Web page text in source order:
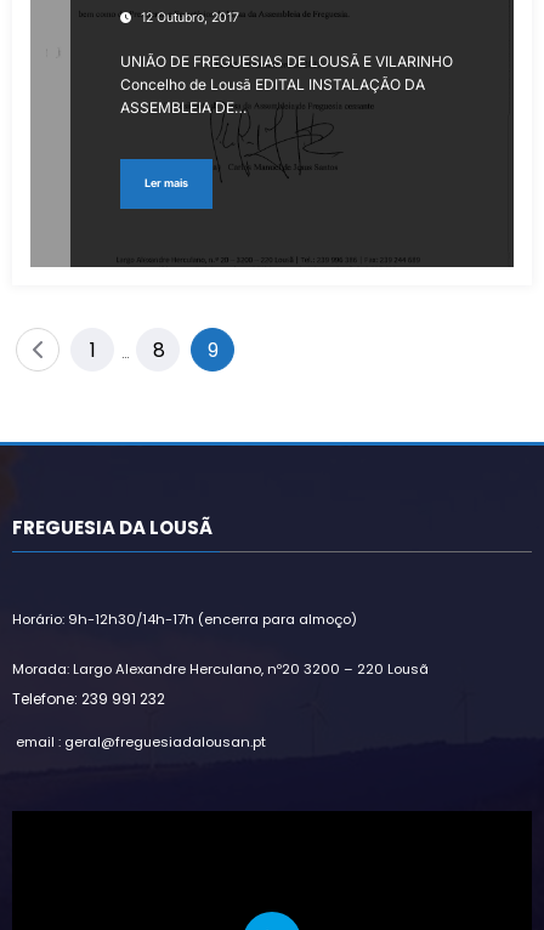
12 Outubro, 2017
UNIÃO DE FREGUESIAS DE LOUSÃ E VILARINHO
Concelho de Lousã EDITAL INSTALAÇÃO DA
ASSEMBLEIA DE…
Ler mais
Paginação
1 8 9
FREGUESIA DA LOUSÃ
Horário: 9h-12h30/14h-17h (encerra para almoço)
Morada: Largo Alexandre Herculano, nº20 3200 – 220 Lousã
Telefone: 239 991 232
email : geral@freguesiadalousan.pt